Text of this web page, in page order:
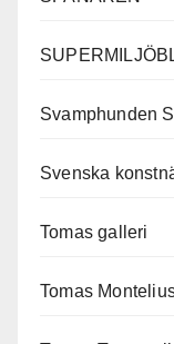
Svamphunden
Svenska
Tomas galleri
Tomas